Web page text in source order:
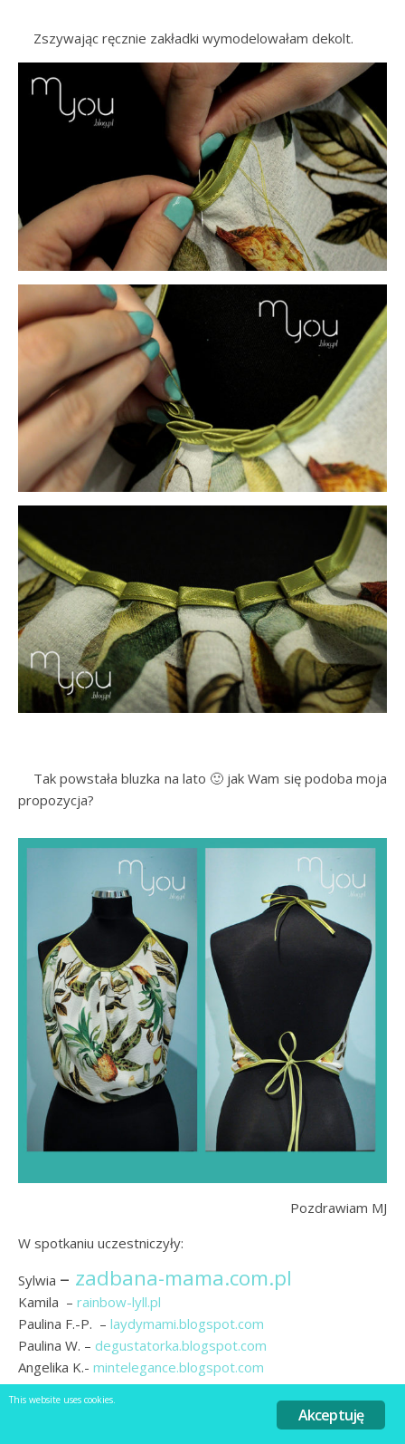
Zszywając ręcznie zakładki wymodelowałam dekolt.
Tak powstała bluzka na lato 🙂 jak Wam się podoba moja
propozycja?
Pozdrawiam MJ
W spotkaniu uczestniczyły:
Sylwia – zadbana-mama.com.pl
Kamila – rainbow-lyll.pl
Paulina F.-P. – laydymami.blogspot.com
Paulina W. – degustatorka.blogspot.com
Angelika K.- mintelegance.blogspot.com
Ewa –mocem.pl
Akceptuję
This website uses cookies.